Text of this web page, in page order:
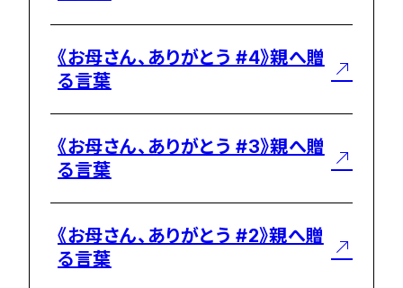
《お母さん、ありがとう #4》親へ贈
る言葉
《お母さん、ありがとう #3》親へ贈
る言葉
《お母さん、ありがとう #2》親へ贈
る言葉